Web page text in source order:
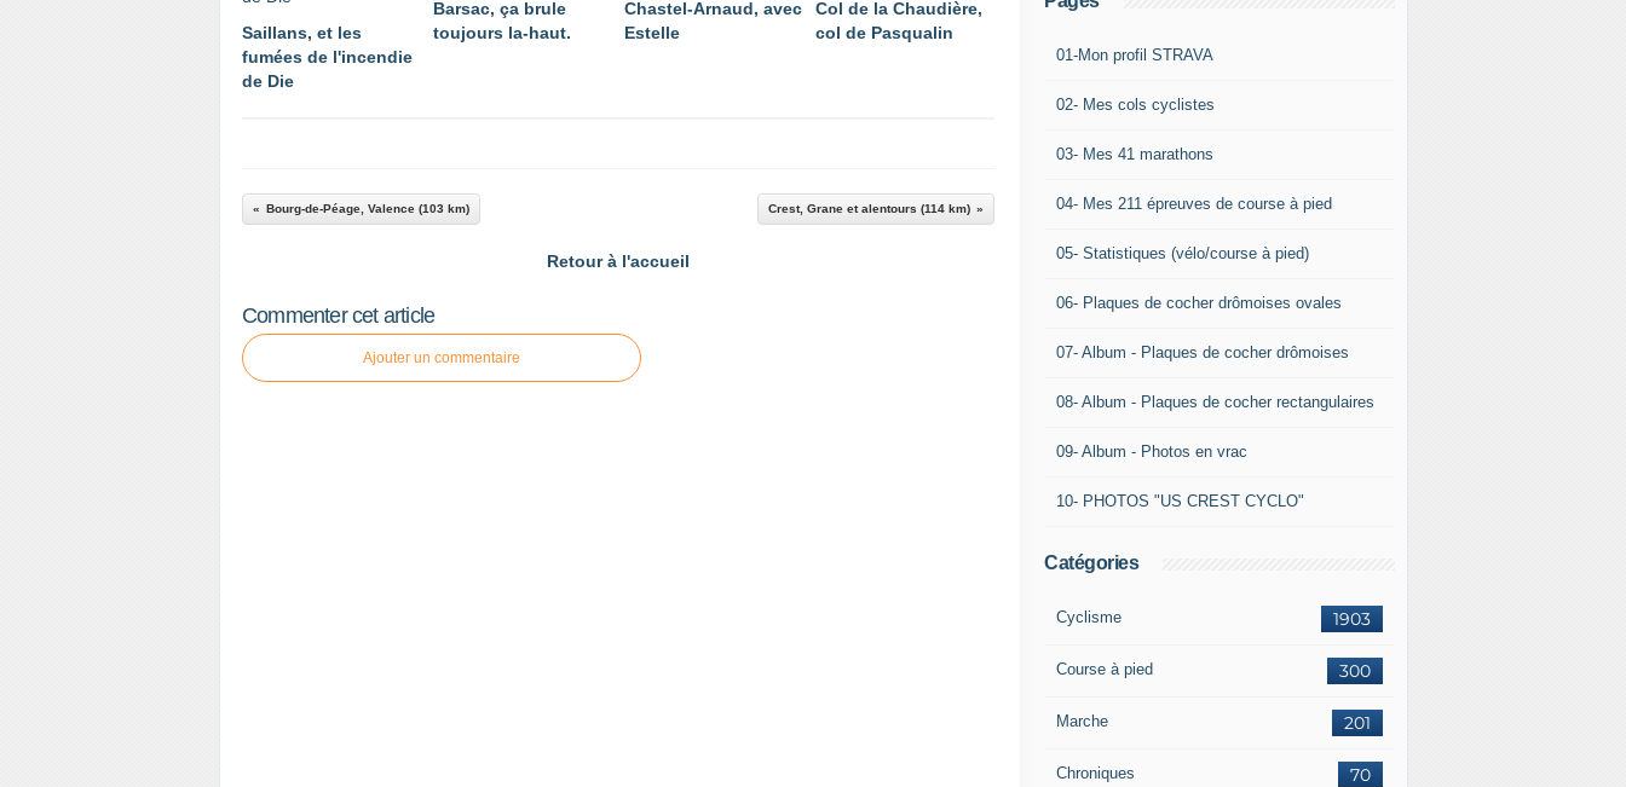
Saillans, et les
fumées de l'incendie
de Die
Barsac, ça brule
toujours la-haut.
Chastel-Arnaud, avec
Estelle
Col de la Chaudière,
col de Pasqualin
Bourg-de-Péage, Valence (103 km) Crest, Grane et alentours (114 km)
Retour à l'accueil
Commenter cet article
Ajouter un commentaire
01-Mon profil STRAVA
02- Mes cols cyclistes
03- Mes 41 marathons
04- Mes 211 épreuves de course à pied
05- Statistiques (vélo/course à pied)
06- Plaques de cocher drômoises ovales
07- Album - Plaques de cocher drômoises
08- Album - Plaques de cocher rectangulaires
09- Album - Photos en vrac
10- PHOTOS "US CREST CYCLO"
Catégories
1903
Cyclisme
300
Course à pied
201
Marche
70
Chroniques